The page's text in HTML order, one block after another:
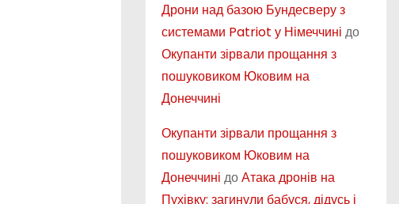
Дрони над базою Бундесверу з
системами Patriot у Німеччині до
Окупанти зірвали прощання з
пошуковиком Юковим на
Донеччині
Окупанти зірвали прощання з
пошуковиком Юковим на
Донеччині доАтака дронів на
Пухівку: загинули бабуся, дідусь і